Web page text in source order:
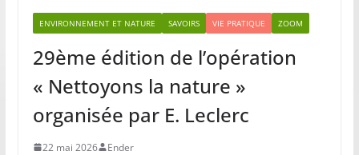
ENVIRONNEMENT ET NATURE SAVOIRS VIE PRATIQUE ZOOM
29ème édition de l’opération
« Nettoyons la nature »
organisée par E. Leclerc
22 mai 2026 Ender